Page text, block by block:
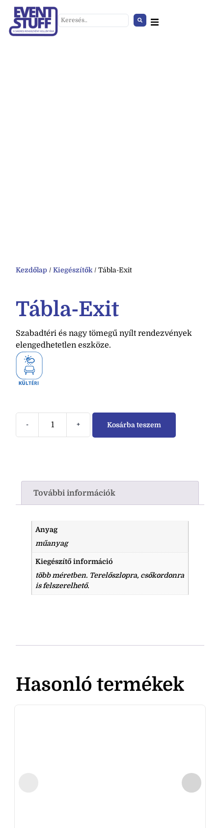
Kezdőlap / Kiegészítők / Tábla-Exit
Tábla-Exit
Szabadtéri és nagy tömegű nyílt rendezvények
elengedhetetlen eszköze.
- + Kosárba teszem
További információk
Anyag
műanyag
Kiegészítő információ
több méretben. Terelőszlopra, csőkordonra
is felszerelhető.
Hasonló termékek